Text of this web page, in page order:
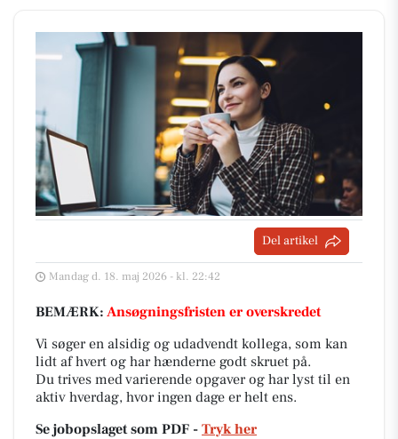
Del artikel
Mandag d. 18. maj 2026 - kl. 22:42
BEMÆRK: Ansøgningsfristen er overskredet
Vi søger en alsidig og udadvendt kollega, som kan
lidt af hvert og har hænderne godt skruet på.
Du trives med varierende opgaver og har lyst til en
aktiv hverdag, hvor ingen dage er helt ens.
Se jobopslaget som PDF - Tryk her